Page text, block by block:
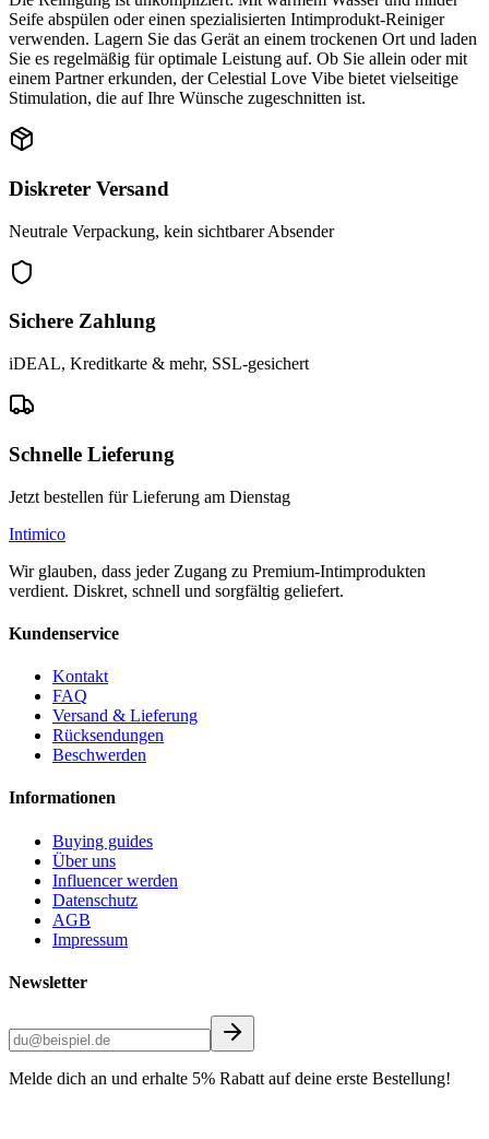
Seife abspülen oder einen spezialisierten Intimprodukt-Reiniger
verwenden. Lagern Sie das Gerät an einem trockenen Ort und laden
Sie es regelmäßig für optimale Leistung auf. Ob Sie allein oder mit
einem Partner erkunden, der Celestial Love Vibe bietet vielseitige
Stimulation, die auf Ihre Wünsche zugeschnitten ist.
Diskreter Versand
Neutrale Verpackung, kein sichtbarer Absender
Sichere Zahlung
iDEAL, Kreditkarte & mehr, SSL-gesichert
Schnelle Lieferung
Jetzt bestellen für Lieferung am Dienstag
Intimico
Wir glauben, dass jeder Zugang zu Premium-Intimprodukten
verdient. Diskret, schnell und sorgfältig geliefert.
Kundenservice
Kontakt
FAQ
Versand & Lieferung
Rücksendungen
Beschwerden
Informationen
Buying guides
Über uns
Influencer werden
Datenschutz
AGB
Impressum
Newsletter
Melde dich an und erhalte 5% Rabatt auf deine erste Bestellung!